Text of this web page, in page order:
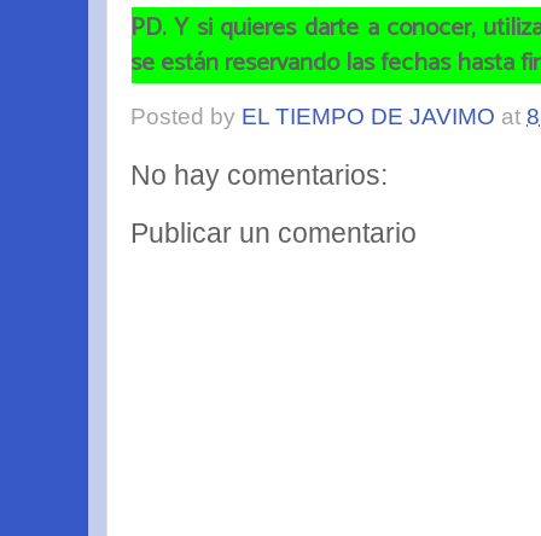
PD. Y si quieres darte a conocer,
se están reservando las fechas hasta
Posted by EL TIEMPO DE JAVIMO at
No hay comentarios:
Publicar un comentario